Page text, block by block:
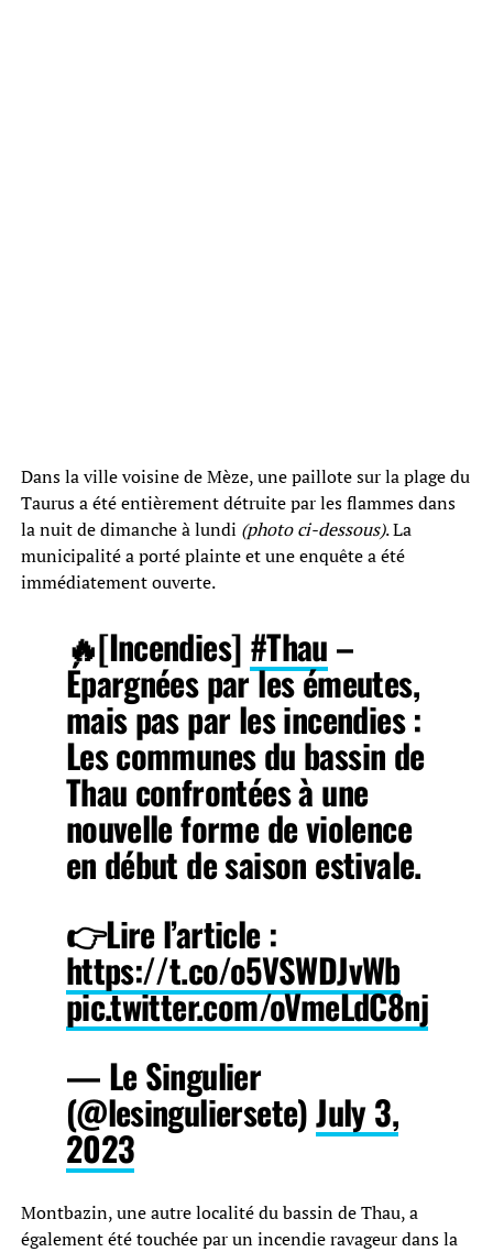
Dans la ville voisine de Mèze, une paillote sur la plage du
Taurus a été entièrement détruite par les flammes dans
la nuit de dimanche à lundi (photo ci-dessous). La
municipalité a porté plainte et une enquête a été
immédiatement ouverte.
🔥[Incendies] #Thau –
Épargnées par les émeutes,
mais pas par les incendies :
Les communes du bassin de
Thau confrontées à une
nouvelle forme de violence
en début de saison estivale.
👉Lire l’article :
https://t.co/o5VSWDJvWb
pic.twitter.com/oVmeLdC8nj
— Le Singulier
(@lesinguliersete)July 3,
2023
Montbazin, une autre localité du bassin de Thau, a
également été touchée par un incendie ravageur dans la